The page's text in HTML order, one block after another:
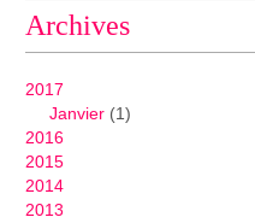
Archives
2017
Janvier (1)
2016
2015
2014
2013